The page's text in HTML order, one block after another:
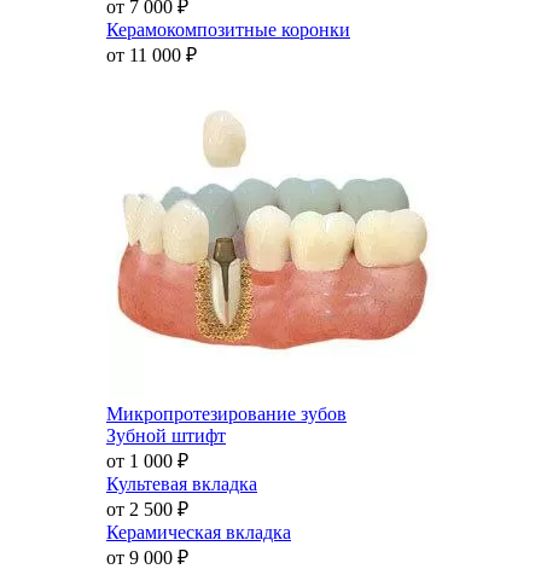
от 7 000 ₽
Керамокомпозитные коронки
от 11 000 ₽
Микропротезирование зубов
Зубной штифт
от 1 000 ₽
Культевая вкладка
от 2 500 ₽
Керамическая вкладка
от 9 000 ₽